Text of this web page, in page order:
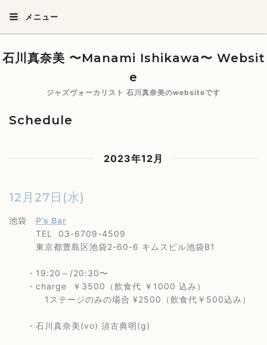
メニュー
石川真奈美 〜Manami Ishikawa〜 Websit
e
ジャズヴォーカリスト 石川真奈美のwebsiteです
Schedule
2023年12月
12月27日(水)
池袋 P’s Bar
TEL 03-6709-4509
東京都豊島区池袋2-60-6 キムスビル池袋B1
・19:20～/20:30〜
・charge ￥3500（飲食代 ￥1000 込み）
1ステージのみの場合 ¥2500（飲食代￥500込み）
・石川真奈美(vo) 須古典明(g)